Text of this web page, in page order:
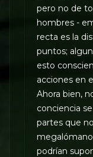
pero no de
hombres -
recta es la
puntos;
esto
acciones en
Ahora bien,
conciencia
partes que
podrían